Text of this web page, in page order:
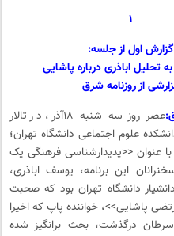
۱
گزارش اول از جلسه:
تحلیل اباذری درباره پاشایی
از روزنامه شرق
عصر روز سه شنبه ۱۸آذر، در تالار
علوم اجتماعی دانشگاه تهران؛
عنوان <<پدیدارشناسی فرهنگی یک
این برنامه، یوسف اباذری،
دانشگاه تهران بود که صحبت
پاشایی>>، خواننده پاپ که اخیرا
درگذشت، بحث برانگیز شده